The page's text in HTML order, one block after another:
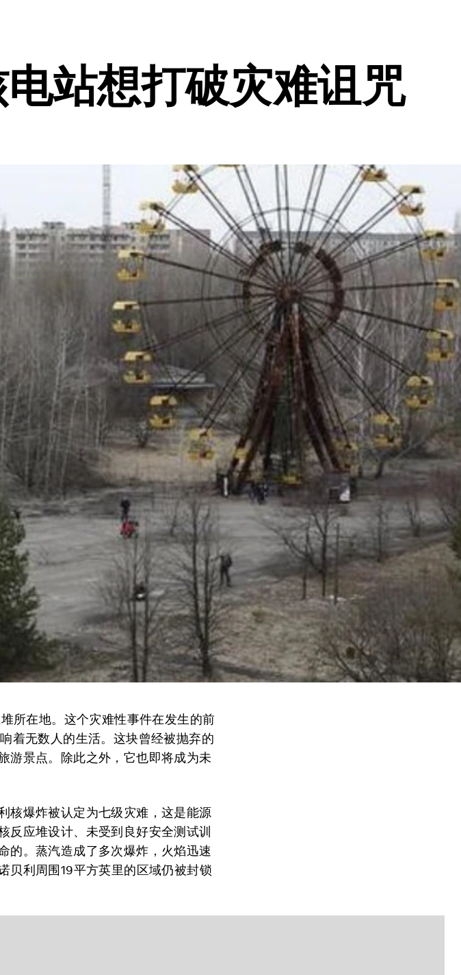
站想打破灾难诅咒
所在地。这个灾难性事件在发生的前
着无数人的生活。这块曾经被抛弃的
游景点。除此之外，它也即将成为未
核爆炸被认定为七级灾难，这是能源
反应堆设计、未受到良好安全测试训
的。蒸汽造成了多次爆炸，火焰迅速
贝利周围19平方英里的区域仍被封锁